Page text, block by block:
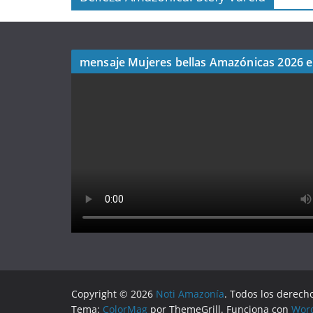
mensaje Mujeres bellas Amazónicas 2026
Copyright © 2026 Noti Amazonía. Todos los
Tema: ColorMag por ThemeGrill. Funciona con